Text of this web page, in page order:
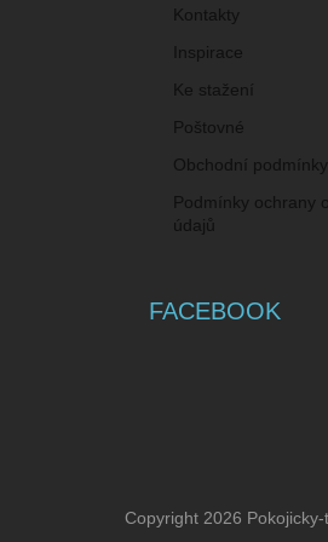
Kontakty
Inspirace
Ke stažení
Poštovné
Obchodní podmínky
Podmínky ochrany
údajů
FACEBOOK
Copyright 2026